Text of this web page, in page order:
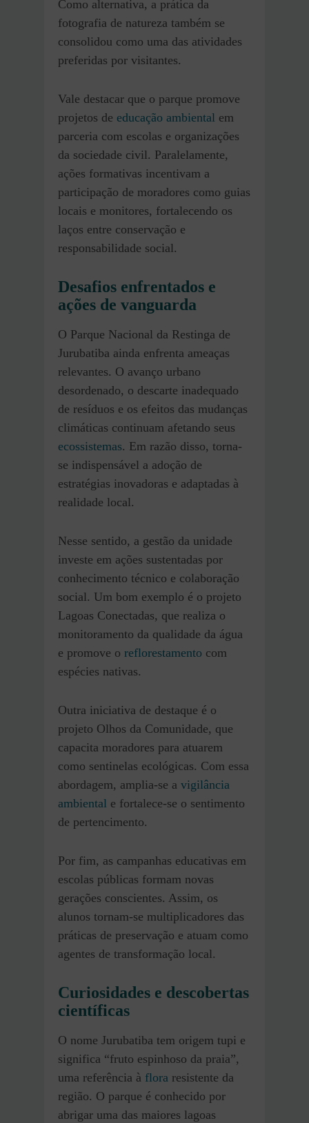
Como alternativa, a prática da
fotografia de natureza também se
consolidou como uma das atividades
preferidas por visitantes.
Vale destacar que o parque promove
projetos de educação ambiental em
parceria com escolas e organizações
da sociedade civil. Paralelamente,
ações formativas incentivam a
participação de moradores como guias
locais e monitores, fortalecendo os
laços entre conservação e
responsabilidade social.
Desafios enfrentados e
ações de vanguarda
O Parque Nacional da Restinga de
Jurubatiba ainda enfrenta ameaças
relevantes. O avanço urbano
desordenado, o descarte inadequado
de resíduos e os efeitos das mudanças
climáticas continuam afetando seus
ecossistemas. Em razão disso, torna-
se indispensável a adoção de
estratégias inovadoras e adaptadas à
realidade local.
Nesse sentido, a gestão da unidade
investe em ações sustentadas por
conhecimento técnico e colaboração
social. Um bom exemplo é o projeto
Lagoas Conectadas, que realiza o
monitoramento da qualidade da água
e promove o reflorestamento com
espécies nativas.
Outra iniciativa de destaque é o
projeto Olhos da Comunidade, que
capacita moradores para atuarem
como sentinelas ecológicas. Com essa
abordagem, amplia-se a vigilância
ambiental e fortalece-se o sentimento
de pertencimento.
Por fim, as campanhas educativas em
escolas públicas formam novas
gerações conscientes. Assim, os
alunos tornam-se multiplicadores das
práticas de preservação e atuam como
agentes de transformação local.
Curiosidades e descobertas
científicas
O nome Jurubatiba tem origem tupi e
significa “fruto espinhoso da praia”,
uma referência à flora resistente da
região. O parque é conhecido por
abrigar uma das maiores lagoas